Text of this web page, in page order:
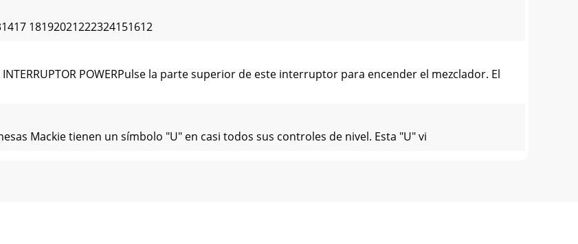
18192021222324151612
POWERPulse la parte superior de este interruptor para encender el mezclador. El
mesas Mackie tienen un símbolo "U" en casi todos sus controles de nivel. Esta "U" vi